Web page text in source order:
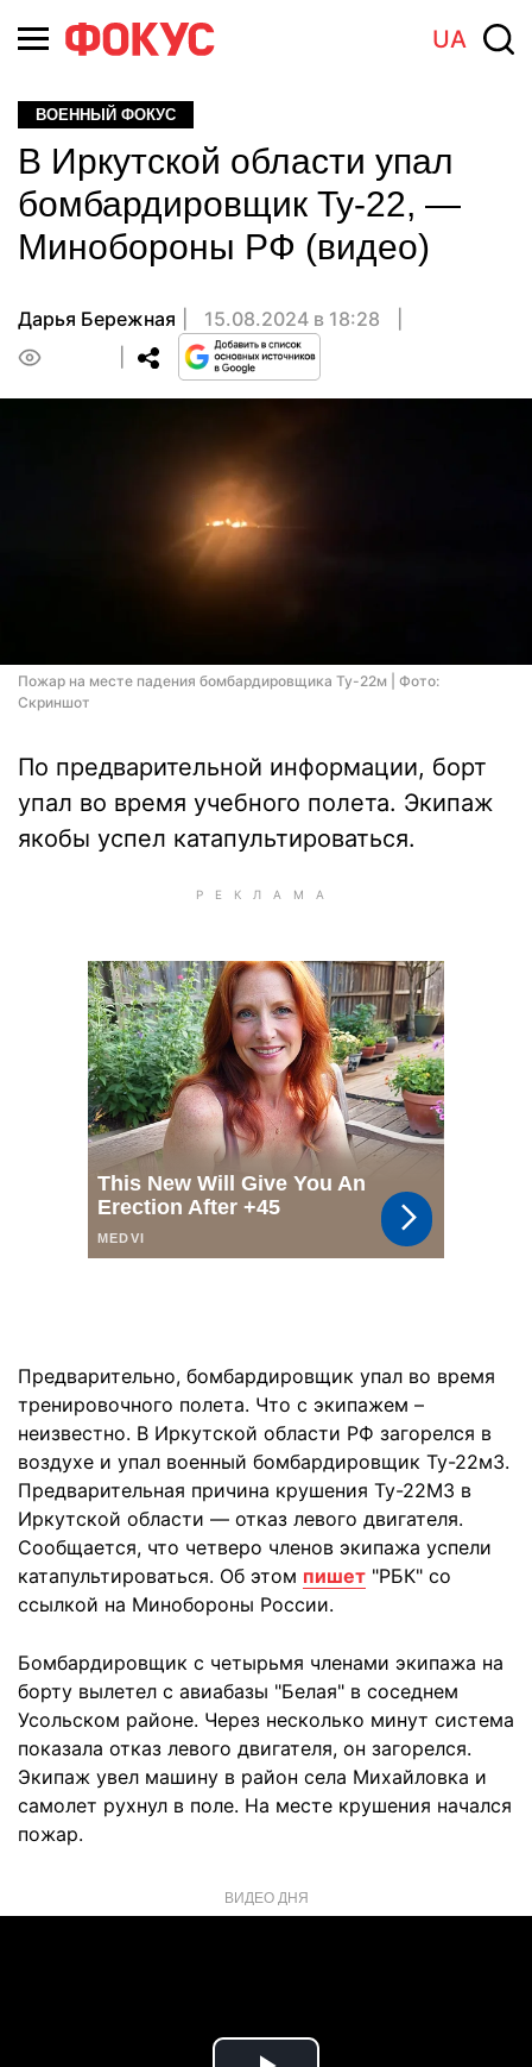
UA
ВОЕННЫЙ ФОКУС
В Иркутской области упал
бомбардировщик Ту-22, —
Минобороны РФ (видео)
Дарья Бережная
15.08.2024 в 18:28
Пожар на месте падения бомбардировщика Ту-22м | Фото:
Скриншот
По предварительной информации, борт
упал во время учебного полета. Экипаж
якобы успел катапультироваться.
Предварительно, бомбардировщик упал во время
тренировочного полета. Что с экипажем –
неизвестно. В Иркутской области РФ загорелся в
воздухе и упал военный бомбардировщик Ту-22м3.
Предварительная причина крушения Ту-22М3 в
Иркутской области — отказ левого двигателя.
Сообщается, что четверо членов экипажа успели
катапультироваться. Об этом пишет "РБК" со
ссылкой на Минобороны России.
Бомбардировщик с четырьмя членами экипажа на
борту вылетел с авиабазы "Белая" в соседнем
Усольском районе. Через несколько минут система
показала отказ левого двигателя, он загорелся.
Экипаж увел машину в район села Михайловка и
самолет рухнул в поле. На месте крушения начался
пожар.
ВИДЕО ДНЯ